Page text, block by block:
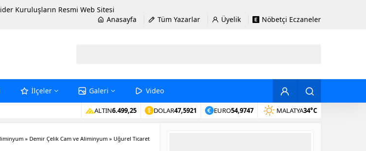
Kuruluşların Resmi Web Sitesi
Anasayfa
Tüm Yazarlar Üyelik Nöbetçi Eczaneler
İlçeler Galeri Video
ALTIN6.499,25 DOLAR47,5921 EURO54,9747 MALATYA34°C
» Demir Çelik Cam ve Aliminyum » Uğurel Ticaret